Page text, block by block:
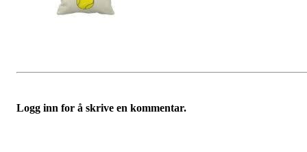
Logg inn for å skrive en kommentar.